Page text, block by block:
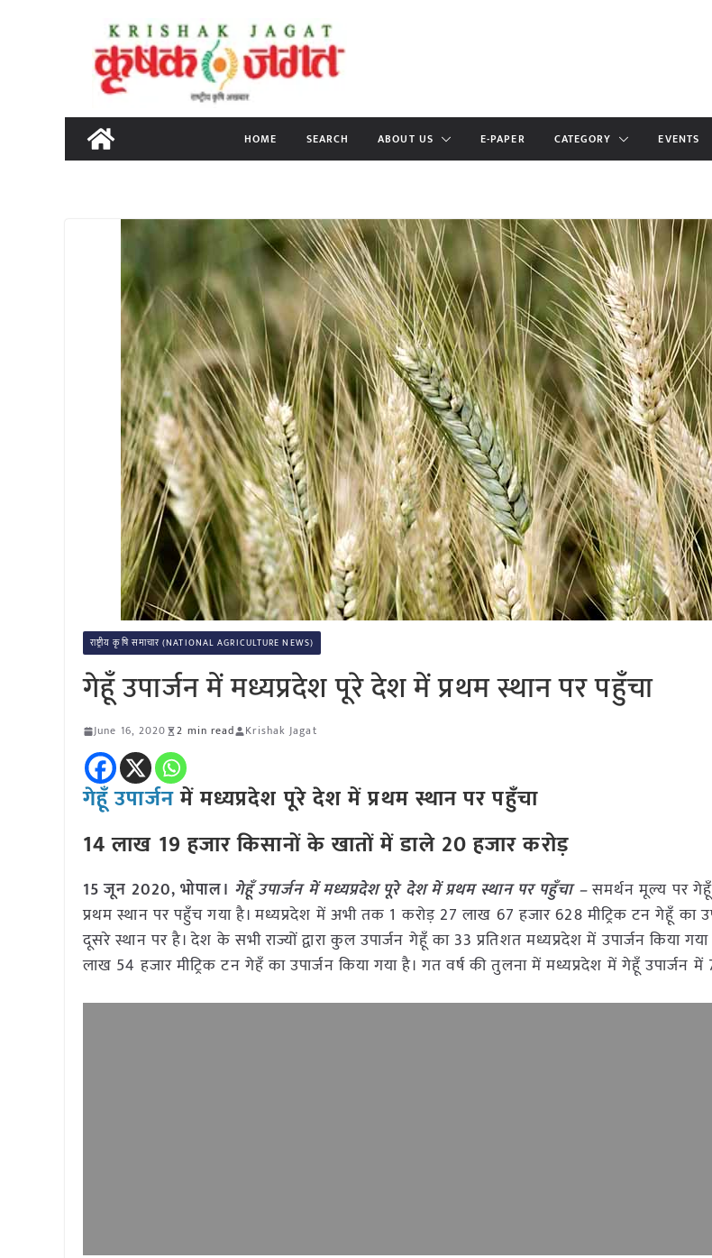
content
HOME SEARCH ABOUT US E-PAPER CATEGORY EVENTS
राष्ट्रीय कृषि समाचार (NATIONAL AGRICULTURE NEWS)
गेहूँ उपार्जन में मध्यप्रदेश पूरे देश में प्रथम स्थान पर पहुँचा
June 16, 2020 2 min read Krishak Jagat
गेहूँ उपार्जनमें मध्यप्रदेश पूरे देश में प्रथम स्थान पर पहुँचा
14 लाख 19 हजार किसानों के खातों में डाले 20 हजार करोड़
15 जून 2020, भोपाल। गेहूँ उपार्जन में मध्यप्रदेश पूरे देश में प्रथम स्थान पर पहुँचा –समर्थन मूल्य पर
प्रथम स्थान पर पहुँच गया है। मध्यप्रदेश में अभी तक 1 करोड़ 27 लाख 67 हजार 628 मीट्रिक टन गेहूँ का
दूसरे स्थान पर है। देश के सभी राज्यों द्वारा कुल उपार्जन गेहूँ का 33 प्रतिशत मध्यप्रदेश में उपार्जन किया
लाख 54 हजार मीट्रिक टन गेहँ का उपार्जन किया गया है। गत वर्ष की तुलना में मध्यप्रदेश में गेहूँ उपार्जन में